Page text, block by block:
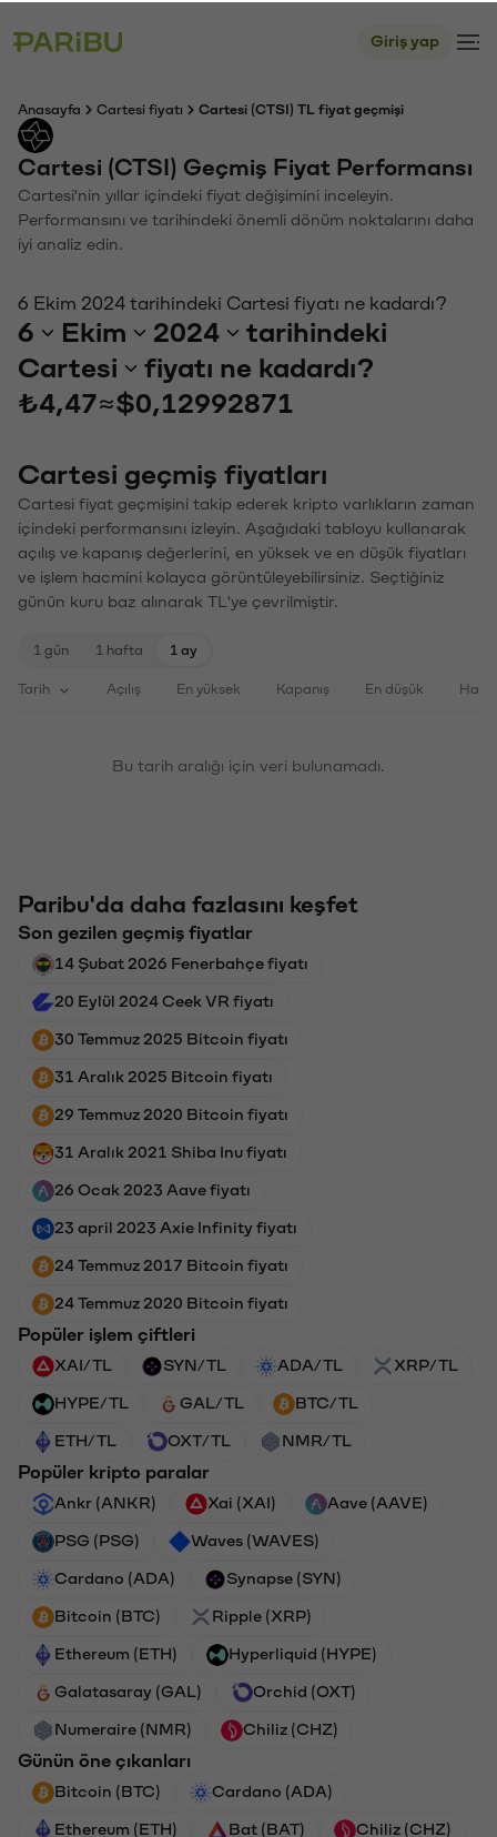
Giriş yap
Anasayfa Cartesi fiyatı Cartesi (CTSI) TL fiyat geçmişi
Cartesi (CTSI) Geçmiş Fiyat Performansı
Cartesi'nin yıllar içindeki fiyat değişimini inceleyin.
Performansını ve tarihindeki önemli dönüm noktalarını daha
iyi analiz edin.
6 Ekim 2024 tarihindeki Cartesi fiyatı ne kadardı?
6 Ekim 2024
tarihindeki
Cartesi
fiyatı ne kadardı?
₺4,47≈$0,12992871
Cartesi geçmiş fiyatları
Cartesi fiyat geçmişini takip ederek kripto varlıkların zaman
içindeki performansını izleyin. Aşağıdaki tabloyu kullanarak
açılış ve kapanış değerlerini, en yüksek ve en düşük fiyatları
ve işlem hacmini kolayca görüntüleyebilirsiniz. Seçtiğiniz
günün kuru baz alınarak TL'ye çevrilmiştir.
1 gün 1 hafta 1 ay
Tarih Açılış En yüksek Kapanış En düşük
Bu tarih aralığı için veri bulunamadı.
Paribu'da daha fazlasını keşfet
Son gezilen geçmiş fiyatlar
14 Şubat 2026 Fenerbahçe fiyatı
20 Eylül 2024 Ceek VR fiyatı
30 Temmuz 2025 Bitcoin fiyatı
31 Aralık 2025 Bitcoin fiyatı
29 Temmuz 2020 Bitcoin fiyatı
31 Aralık 2021 Shiba Inu fiyatı
26 Ocak 2023 Aave fiyatı
23 april 2023 Axie Infinity fiyatı
24 Temmuz 2017 Bitcoin fiyatı
24 Temmuz 2020 Bitcoin fiyatı
Popüler işlem çiftleri
XAI/TL SYN/TL ADA/TL XRP/TL
HYPE/TL GAL/TL BTC/TL
ETH/TL OXT/TL NMR/TL
Popüler kripto paralar
Ankr (ANKR) Xai (XAI) Aave (AAVE)
PSG (PSG) Waves (WAVES)
Cardano (ADA) Synapse (SYN)
Bitcoin (BTC) Ripple (XRP)
Ethereum (ETH) Hyperliquid (HYPE)
Galatasaray (GAL) Orchid (OXT)
Numeraire (NMR) Chiliz (CHZ)
Günün öne çıkanları
Bitcoin (BTC) Cardano (ADA)
Ethereum (ETH) Bat (BAT) Chiliz (CHZ)